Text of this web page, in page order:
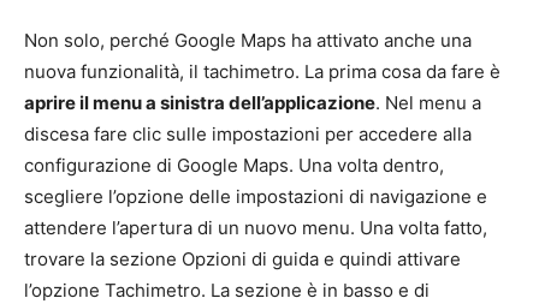
Non solo, perché Google Maps ha attivato anche una
nuova funzionalità, il tachimetro. La prima cosa da fare è
aprire il menu a sinistra dell’applicazione. Nel menu a
discesa fare clic sulle impostazioni per accedere alla
configurazione di Google Maps. Una volta dentro,
scegliere l’opzione delle impostazioni di navigazione e
attendere l’apertura di un nuovo menu. Una volta fatto,
trovare la sezione Opzioni di guida e quindi attivare
l’opzione Tachimetro. La sezione è in basso e di